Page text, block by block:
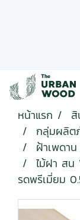
หน้าแรก
กลุ่มผลิต
ฝ้าเพดาน
ไม้ฝา สน
รดพรีเมี่ยม